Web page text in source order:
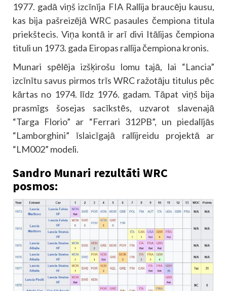
1977. gadā viņš izcīnīja FIA Rallija braucēju kausu,
kas bija pašreizējā WRC pasaules čempiona titula
priekštecis. Viņa kontā ir arī divi Itālijas čempiona
tituli un 1973. gada Eiropas rallija čempiona kronis.
Munari spēlēja izšķirošu lomu tajā, lai “Lancia”
izcīnītu savus pirmos trīs WRC ražotāju titulus pēc
kārtas no 1974. līdz 1976. gadam. Tāpat viņš bija
prasmīgs šosejas sacīkstēs, uzvarot slavenajā
“Targa Florio” ar “Ferrari 312PB”, un piedalījās
“Lamborghini” īslaicīgajā rallijreidu projektā ar
“LM002” modeli.
Sandro Munari rezultāti WRC
posmos: